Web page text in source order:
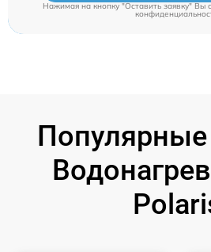
Нажимая на кнопку "Оставить заявку" Вы